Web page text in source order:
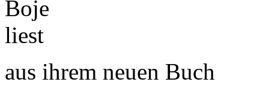
aus ihrem neuen Buch